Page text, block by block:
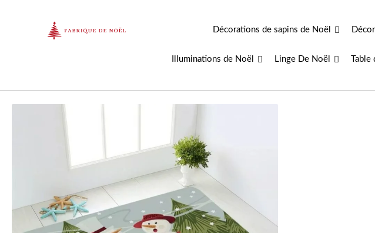
Décorations de sapins de Noël
Illuminations de Noël Linge De Noël